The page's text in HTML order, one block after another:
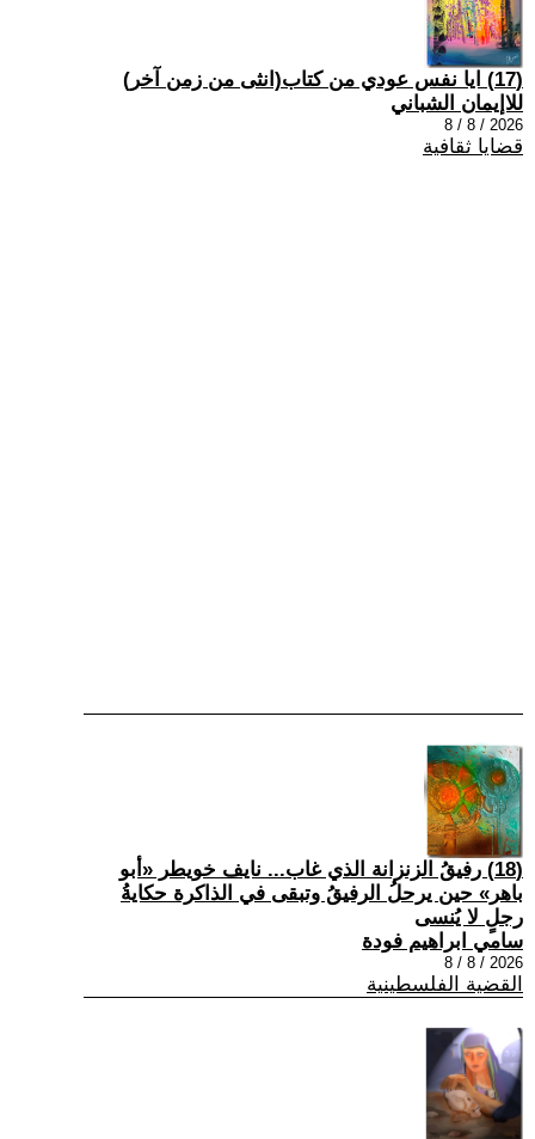
(17) ايا نفس عودي من كتاب(انثى من زمن آخر)
للاإيمان الشباني
2026 / 8 / 8
قضايا ثقافية
(18) رفيقُ الزنزانة الذي غاب... نايف خويطر «أبو
باهر» حين يرحلُ الرفيقُ وتبقى في الذاكرة حكايةُ
رجلٍ لا يُنسى
سامي ابراهيم فودة
2026 / 8 / 8
القضية الفلسطينية